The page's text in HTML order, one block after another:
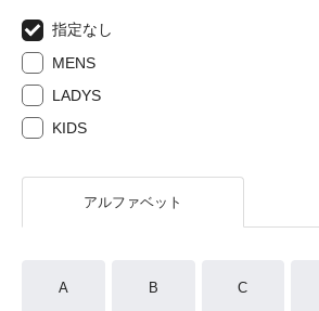
指定なし
MENS
LADYS
KIDS
アルファベット
A B C